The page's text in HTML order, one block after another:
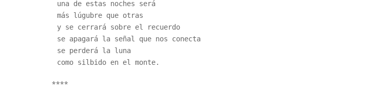
una de estas noches será
más lúgubre que otras
y se cerrará sobre el recuerdo
se apagará la señal que nos conecta
se perderá la luna
como silbido en el monte.
****